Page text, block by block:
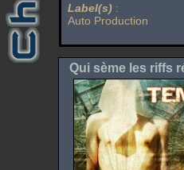
Label(s) :
Auto Production
Qui sème les riffs